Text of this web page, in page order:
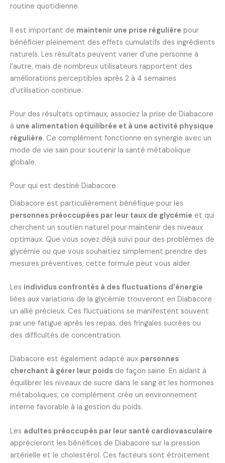
routine quotidienne.
Il est important de maintenir une prise régulière pour
bénéficier pleinement des effets cumulatifs des ingrédients
naturels. Les résultats peuvent varier d’une personne à
l’autre, mais de nombreux utilisateurs rapportent des
améliorations perceptibles après 2 à 4 semaines
d’utilisation continue.
Pour des résultats optimaux, associez la prise de Diabacore
à une alimentation équilibrée et à une activité physique
régulière. Ce complément fonctionne en synergie avec un
mode de vie sain pour soutenir la santé métabolique
globale.
Pour qui est destiné Diabacore
Diabacore est particulièrement bénéfique pour les
personnes préoccupées par leur taux de glycémie et qui
cherchent un soutien naturel pour maintenir des niveaux
optimaux. Que vous soyez déjà suivi pour des problèmes de
glycémie ou que vous souhaitiez simplement prendre des
mesures préventives, cette formule peut vous aider.
Les individus confrontés à des fluctuations d’énergie
liées aux variations de la glycémie trouveront en Diabacore
un allié précieux. Ces fluctuations se manifestent souvent
par une fatigue après les repas, des fringales sucrées ou
des difficultés de concentration.
Diabacore est également adapté aux personnes
cherchant à gérer leur poids de façon saine. En aidant à
équilibrer les niveaux de sucre dans le sang et les hormones
métaboliques, ce complément crée un environnement
interne favorable à la gestion du poids.
Les adultes préoccupés par leur santé cardiovasculaire
apprécieront les bénéfices de Diabacore sur la pression
artérielle et le cholestérol. Ces facteurs sont étroitement